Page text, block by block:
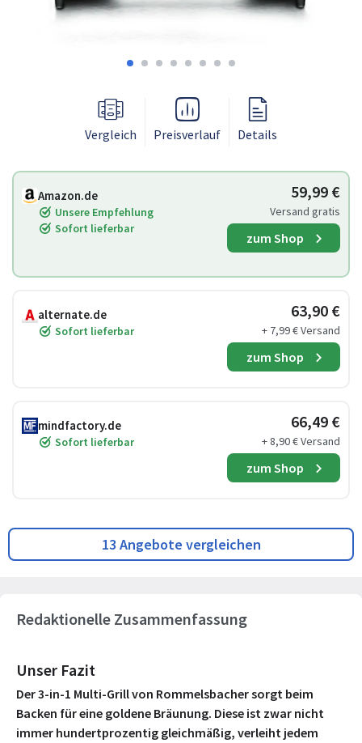
Vergleich Preisverlauf Details
Amazon.de
Unsere Empfehlung
Sofort lieferbar
59,99 €
Versand gratis
zum Shop
alternate.de
Sofort lieferbar
63,90 €
+ 7,99 € Versand
zum Shop
mindfactory.de
Sofort lieferbar
66,49 €
+ 8,90 € Versand
zum Shop
13 Angebote vergleichen
Redaktionelle Zusammenfassung
Unser Fazit
Der 3-in-1 Multi-Grill von Rommelsbacher sorgt beim
Backen für eine goldene Bräunung. Diese ist zwar nicht
immer hundertprozentig gleichmäßig, verleiht jedem